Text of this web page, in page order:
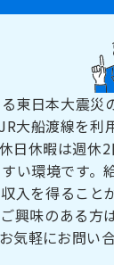
東日本大震
大船渡線を
日休暇は週休
い環境です
入を得るこ
興味のある
気軽にお問い